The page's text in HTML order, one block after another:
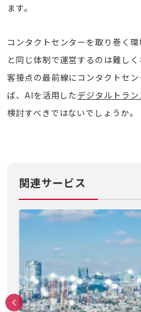
ます。
コンタクトセンターを取り巻く
と同じ体制で運営するのは難し
客接点の最前線にコンタクトセ
ば、AIを活用したデジタルトラ
検討すべきではないでしょうか。
関連サービス